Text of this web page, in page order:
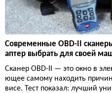
Современные OBD-II
аптер выбрать для своей
Сканер OBD-II — это окно в
ющее самому находить
висе. Тест показал: лучший